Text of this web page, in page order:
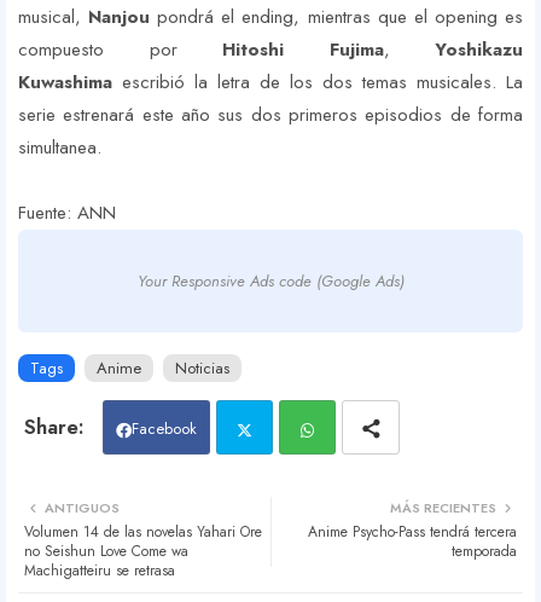
musical, Nanjou pondrá el ending, mientras que el opening es
compuesto por Hitoshi Fujima, Yoshikazu
Kuwashima escribió la letra de los dos temas musicales. La
serie estrenará este año sus dos primeros episodios de forma
simultanea.
Fuente: ANN
Your Responsive Ads code (Google Ads)
Tags Anime Noticias
Facebook
ter atsa
MÁS RECIENTES
Anime Psycho-Pass tendrá tercera
temporada
ANTIGUOS
Volumen 14 de las novelas Yahari Ore
no Seishun Love Come wa
Machigatteiru se retrasa